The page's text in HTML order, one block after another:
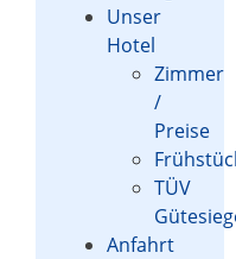
Unser
Hotel
Zimmer
/
Preise
TÜV
Anfahrt